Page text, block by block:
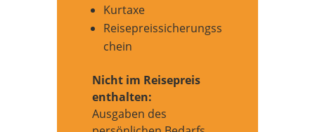
Kurtaxe
Reisepreissicherungss
chein
Nicht im Reisepreis
enthalten:
Ausgaben des